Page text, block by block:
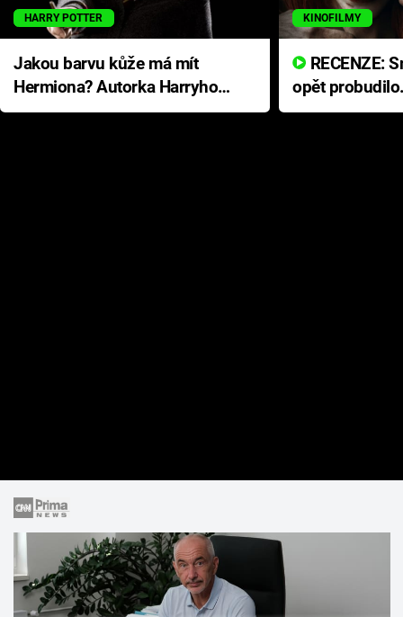
HARRY POTTER
Jakou barvu kůže má mít
Hermiona? Autorka Harryho
Pottera přišla s ráznou
KINOFILMY
opět
přichází s